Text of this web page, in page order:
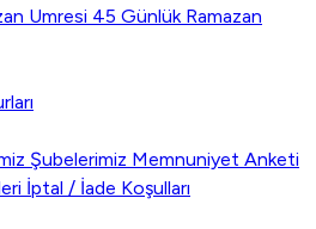
Umresi 45 Günlük Ramazan
Şubelerimiz Memnuniyet Anketi
İptal / İade Koşulları